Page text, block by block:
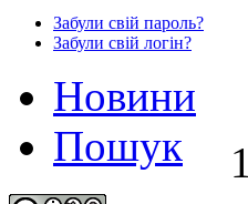
Забули свій пароль?
Забули свій логін?
Новини
Пошук